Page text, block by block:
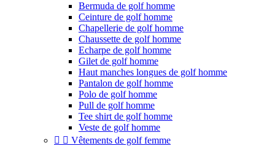
Bermuda de golf homme
Ceinture de golf homme
Chapellerie de golf homme
Chaussette de golf homme
Echarpe de golf homme
Gilet de golf homme
Haut manches longues de golf homme
Pantalon de golf homme
Polo de golf homme
Pull de golf homme
Tee shirt de golf homme
Veste de golf homme
  Vêtements de golf femme